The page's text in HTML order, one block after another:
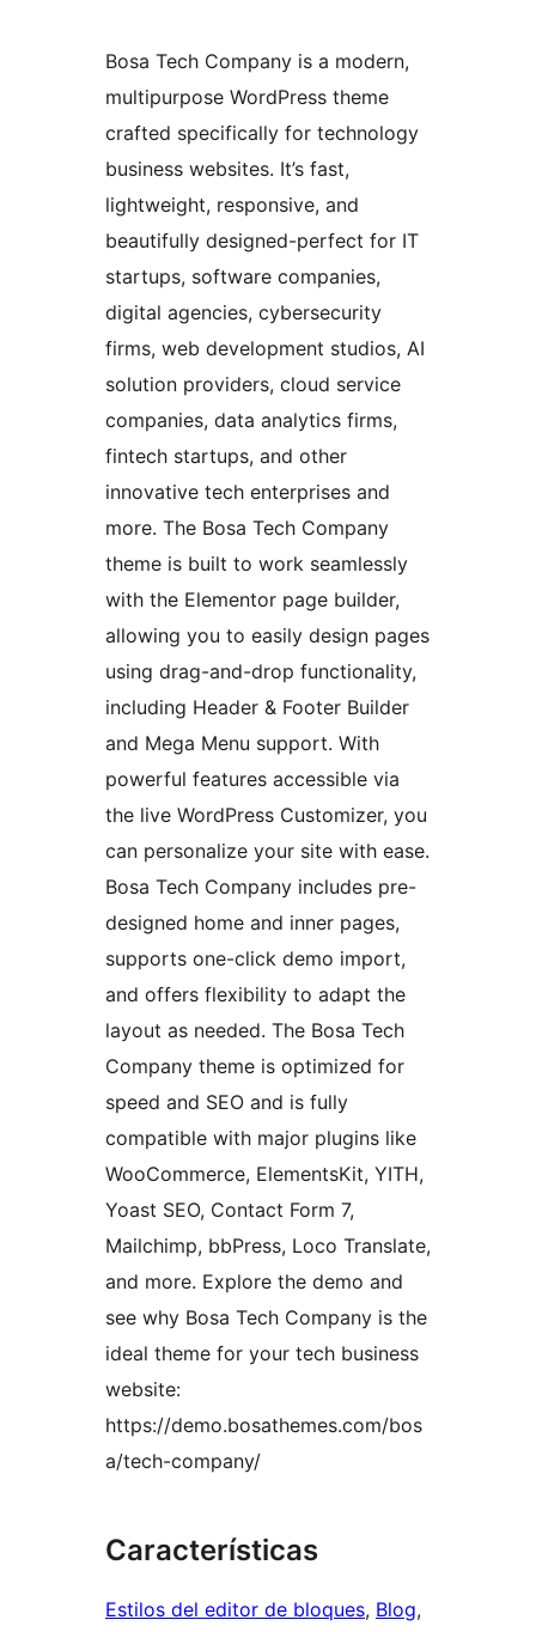
Bosa Tech Company is a modern,
multipurpose WordPress theme
crafted specifically for technology
business websites. It’s fast,
lightweight, responsive, and
beautifully designed-perfect for IT
startups, software companies,
digital agencies, cybersecurity
firms, web development studios, AI
solution providers, cloud service
companies, data analytics firms,
fintech startups, and other
innovative tech enterprises and
more. The Bosa Tech Company
theme is built to work seamlessly
with the Elementor page builder,
allowing you to easily design pages
using drag-and-drop functionality,
including Header & Footer Builder
and Mega Menu support. With
powerful features accessible via
the live WordPress Customizer, you
can personalize your site with ease.
Bosa Tech Company includes pre-
designed home and inner pages,
supports one-click demo import,
and offers flexibility to adapt the
layout as needed. The Bosa Tech
Company theme is optimized for
speed and SEO and is fully
compatible with major plugins like
WooCommerce, ElementsKit, YITH,
Yoast SEO, Contact Form 7,
Mailchimp, bbPress, Loco Translate,
and more. Explore the demo and
see why Bosa Tech Company is the
ideal theme for your tech business
website:
https://demo.bosathemes.com/bos
a/tech-company/
Características
Estilos del editor de bloques, Blog